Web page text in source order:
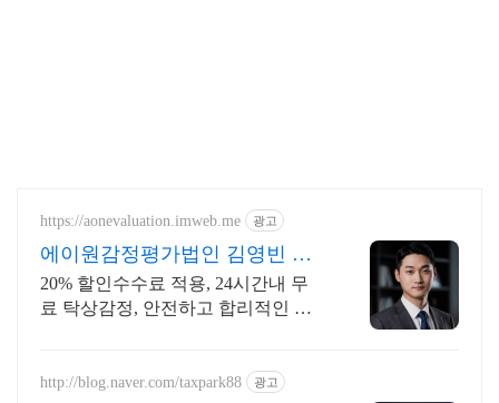
https://aonevaluation.imweb.me 광고
에이원감정평가법인 김영빈 상
속증여세 절세
20% 할인수수료 적용, 24시간내 무
료 탁상감정, 안전하고 합리적인 결
http://blog.naver.com/taxpark88 광고